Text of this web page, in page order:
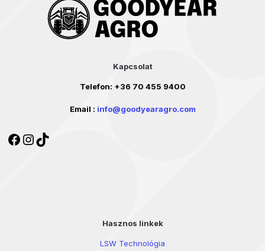
Kapcsolat
Telefon: +36 70 455 9400
Email : info@goodyearagro.com
Facebook
Instagram
TikTok
Hasznos linkek
LSW Technológia